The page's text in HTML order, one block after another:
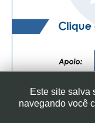
SINDICATO DOS
Este site salva
navegando você